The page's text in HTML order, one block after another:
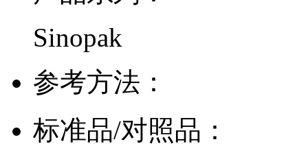
Sinopak
参考方法：
标准品/对照品：